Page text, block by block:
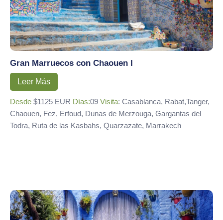
Gran Marruecos con Chaouen I
Leer Más
Desde $1125 EUR Días:09 Visita: Casablanca, Rabat,Tanger,
Chaouen, Fez, Erfoud, Dunas de Merzouga, Gargantas del
Todra, Ruta de las Kasbahs, Quarzazate, Marrakech